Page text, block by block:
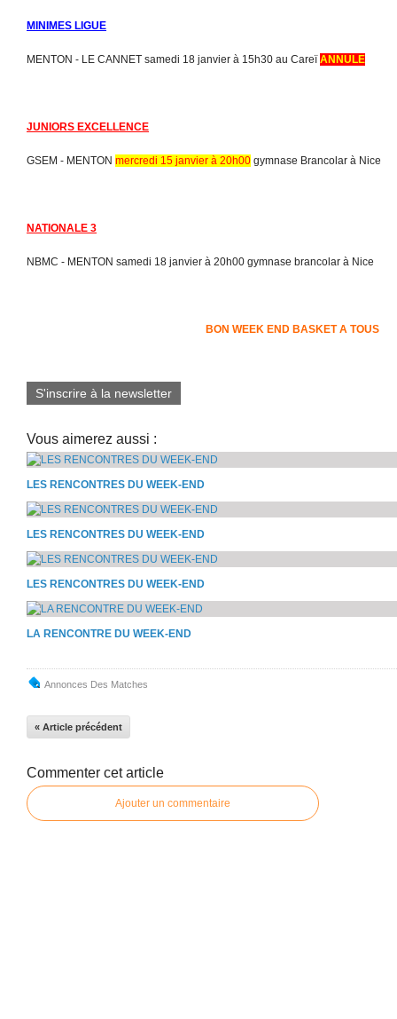
MINIMES LIGUE
MENTON - LE CANNET samedi 18 janvier à 15h30 au CareïANNULE
JUNIORS EXCELLENCE
GSEM - MENTON mercredi 15 janvier à 20h00 gymnase Brancolar à Nice
NATIONALE 3
NBMC - MENTON samedi 18 janvier à 20h00 gymnase brancolar à Nice
BON WEEK END BASKET A TOUS
S'inscrire à la newsletter
Vous aimerez aussi :
LES RENCONTRES DU WEEK-END
LES RENCONTRES DU WEEK-END
LES RENCONTRES DU WEEK-END
LA RENCONTRE DU WEEK-END
Annonces Des Matches
« Article précédent
Commenter cet article
Ajouter un commentaire